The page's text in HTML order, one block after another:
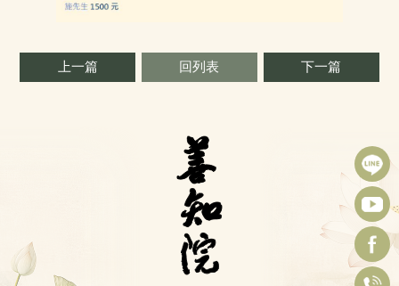
上一篇 回列表 下一篇